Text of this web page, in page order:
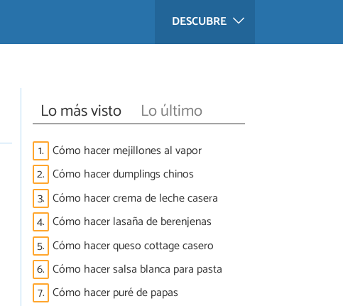
DESCUBRE
Lo más visto Lo último
1. Cómo hacer mejillones al vapor
2. Cómo hacer dumplings chinos
3. Cómo hacer crema de leche casera
4. Cómo hacer lasaña de berenjenas
5. Cómo hacer queso cottage casero
6. Cómo hacer salsa blanca para pasta
7. Cómo hacer puré de papas